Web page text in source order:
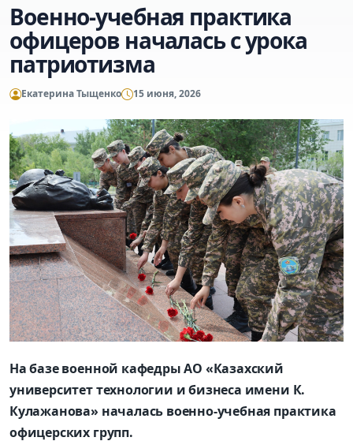
Военно-учебная практика
офицеров началась с урока
патриотизма
Екатерина Тыщенко 15 июня, 2026
На базе военной кафедры АО «Казахский
университет технологии и бизнеса имени К.
Кулажанова» началась военно-учебная практика
офицерских групп.